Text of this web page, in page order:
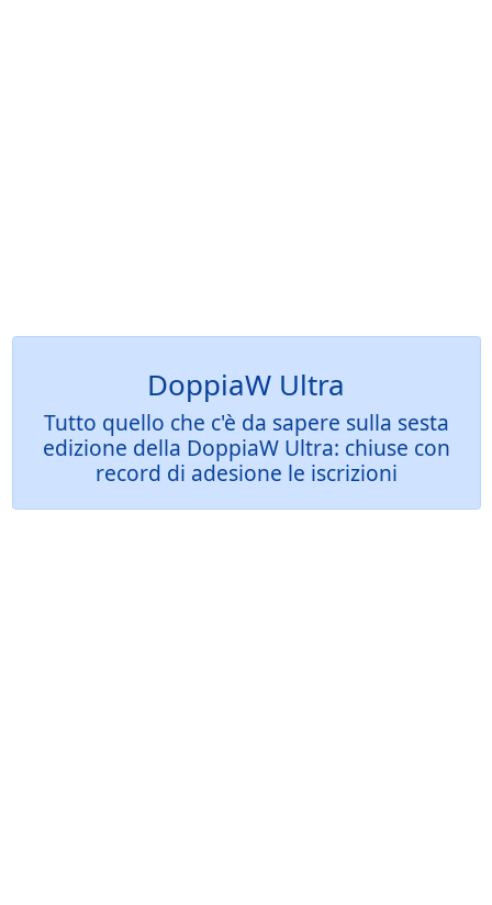
DoppiaW Ultra
Tutto quello che c'è da sapere sulla sesta
edizione della DoppiaW Ultra: chiuse con
record di adesione le iscrizioni